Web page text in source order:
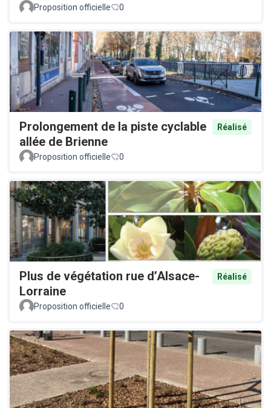
Proposition officielle 0
Prolongement de la piste cyclable
allée de Brienne
Réalisé
Proposition officielle 0
Plus de végétation rue d’Alsace-
Lorraine
Réalisé
Proposition officielle 0